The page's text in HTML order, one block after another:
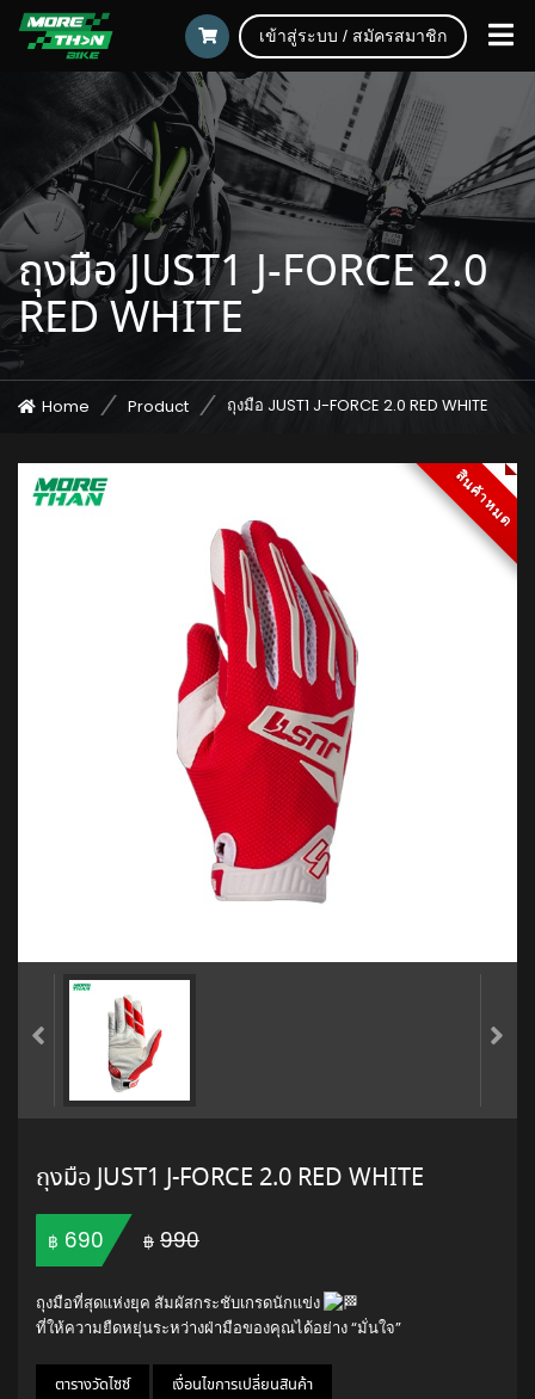
เข้าสู่ระบบ / สมัครสมาชิก
ถุงมือ JUST1 J-FORCE 2.0
RED WHITE
Home Product ถุงมือ JUST1 J-FORCE 2.0 RED WHITE
สินค้าหมด
ถุงมือ JUST1 J-FORCE 2.0 RED WHITE
฿ 990
Original price was: ฿990.
฿ 690
Current price is: ฿690.
ถุงมือที่สุดแห่งยุค สัมผัสกระชับเกรดนักแข่ง
ที่ให้ความยืดหยุ่นระหว่างฝ่ามือของคุณได้อย่าง “มั่นใจ”
ตารางวัดไซซ์ เงื่อนไขการเปลี่ยนสินค้า